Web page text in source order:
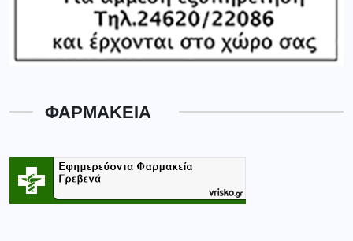
ΦΑΡΜΑΚΕΙΑ